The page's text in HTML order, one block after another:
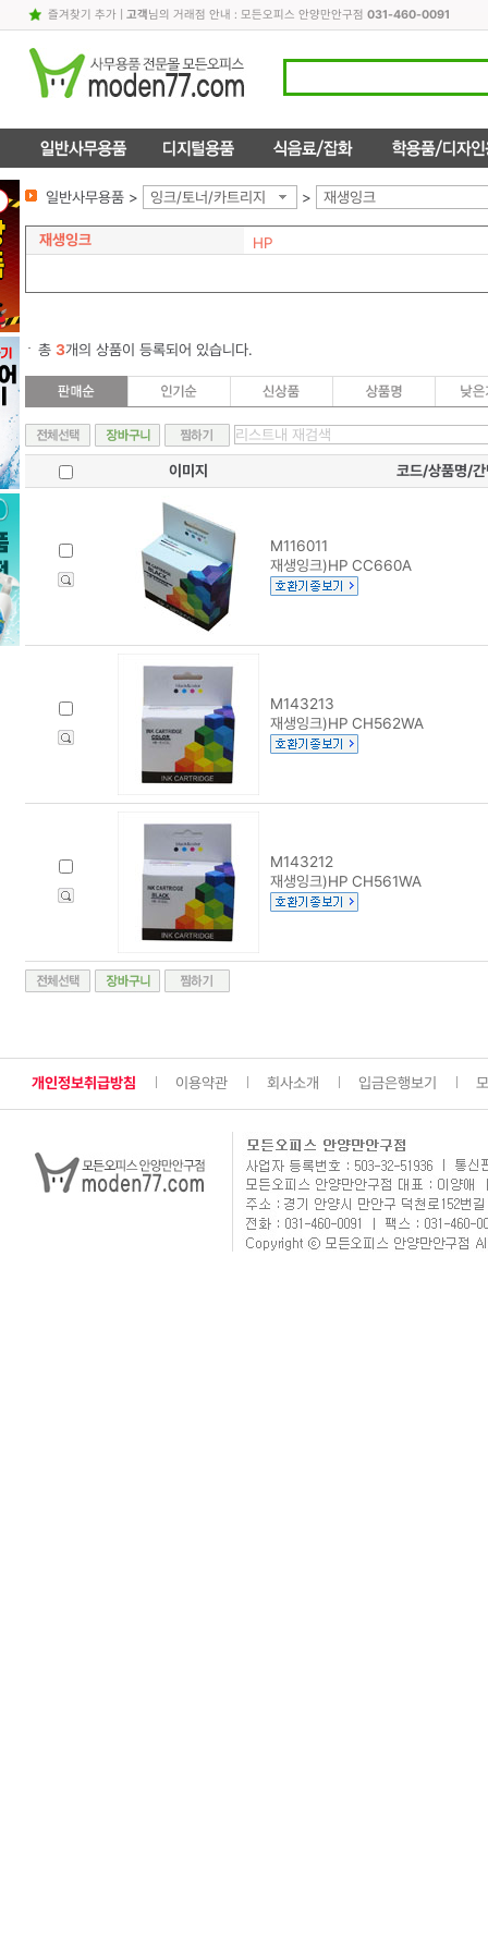
즐겨찾기 추가| 고객님의 거래점 안내 : 모든오피스 안양만안구점 031-460-0091
일반사무용품 > 잉크/토너/카트리지 > 재생잉크
재생잉크 HP
총 3개의 상품이 등록되어 있습니다.
이미지 코드/상품명/간
M116011
재생잉크)HP CC660A
M143213
재생잉크)HP CH562WA
M143212
재생잉크)HP CH561WA
개인정보취급방침 이용약관 회사소개 입금은행보기